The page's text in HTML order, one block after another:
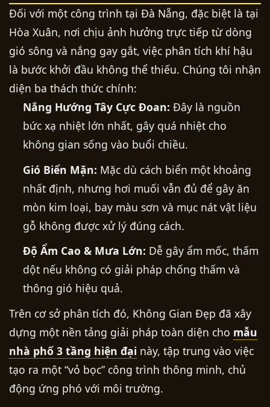
Đối với một công trình tại Đà Nẵng, đặc biệt là tại
Hòa Xuân, nơi chịu ảnh hưởng trực tiếp từ dòng
gió sông và nắng gay gắt, việc phân tích khí hậu
là bước khởi đầu không thể thiếu. Chúng tôi nhận
diện ba thách thức chính:
Nắng Hướng Tây Cực Đoan: Đây là nguồn
bức xạ nhiệt lớn nhất, gây quá nhiệt cho
không gian sống vào buổi chiều.
Gió Biển Mặn: Mặc dù cách biển một khoảng
nhất định, nhưng hơi muối vẫn đủ để gây ăn
mòn kim loại, bay màu sơn và mục nát vật liệu
gỗ không được xử lý đúng cách.
Độ Ẩm Cao & Mưa Lớn: Dễ gây ẩm mốc, thấm
dột nếu không có giải pháp chống thấm và
thông gió hiệu quả.
Trên cơ sở phân tích đó, Không Gian Đẹp đã xây
dựng một nền tảng giải pháp toàn diện cho mẫu
nhà phố 3 tầng hiện đại này, tập trung vào việc
tạo ra một “vỏ bọc” công trình thông minh, chủ
động ứng phó với môi trường.